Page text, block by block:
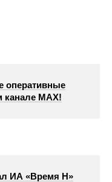
оперативные
канале МАХ!
ИА «Время Н»